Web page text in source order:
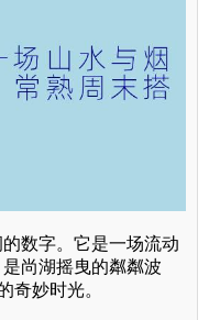
数字。它是一场流动
尚湖摇曳的粼粼波
奇妙时光。